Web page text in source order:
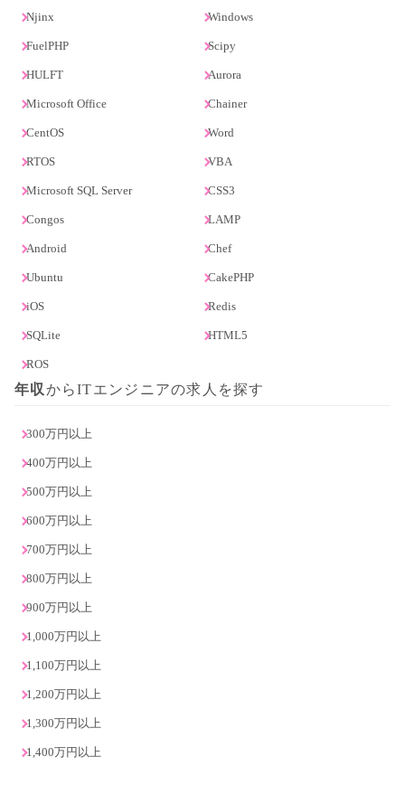
Njinx Windows
FuelPHP Scipy
HULFT Aurora
Microsoft Office Chainer
CentOS Word
RTOS VBA
Microsoft SQL Server CSS3
Congos LAMP
Android Chef
Ubuntu CakePHP
iOS Redis
SQLite HTML5
ROS
年収 からITエンジニアの求人を探す
300万円以上
400万円以上
500万円以上
600万円以上
700万円以上
800万円以上
900万円以上
1,000万円以上
1,100万円以上
1,200万円以上
1,300万円以上
1,400万円以上